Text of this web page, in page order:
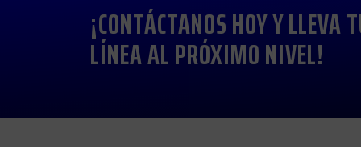
¡CONTÁCTANOS HOY Y LLEVA
LÍNEA AL PRÓXIMO NIVEL!